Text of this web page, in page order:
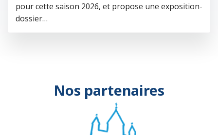
pour cette saison 2026, et propose une exposition-
dossier…
Nos partenaires